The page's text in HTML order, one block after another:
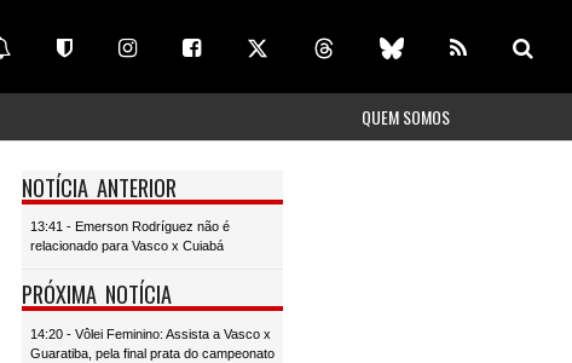
QUEM SOMOS
NOTÍCIA ANTERIOR
13:41 - Emerson Rodríguez não é
relacionado para Vasco x Cuiabá
PRÓXIMA NOTÍCIA
14:20 - Vôlei Feminino: Assista a Vasco x
Guaratiba, pela final prata do campeonato